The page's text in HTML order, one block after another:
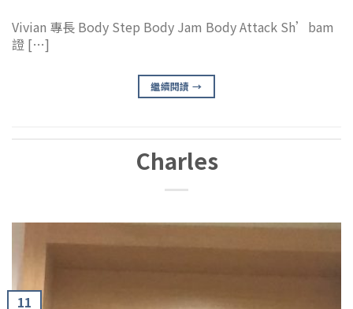
Vivian 專長 Body Step Body Jam Body Attack Sh’bam
證 […]
繼續閱讀→
Charles
11